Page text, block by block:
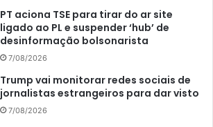
PT aciona TSE para tirar do ar site
ligado ao PL e suspender ‘hub’ de
desinformação bolsonarista
7/08/2026
Trump vai monitorar redes sociais de
jornalistas estrangeiros para dar visto
7/08/2026